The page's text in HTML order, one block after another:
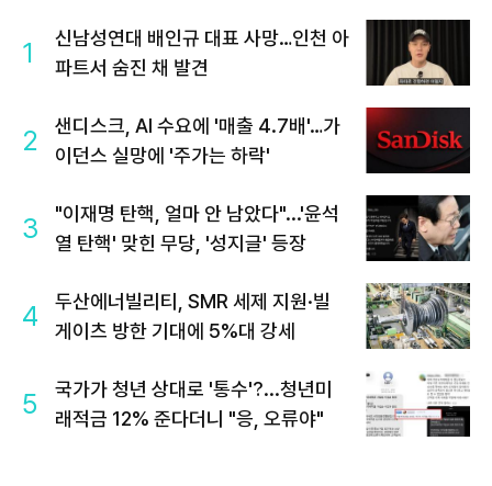
1
신남성연대 배인규 대표 사망…인천 아
파트서 숨진 채 발견
2
샌디스크, AI 수요에 '매출 4.7배'…가
이던스 실망에 '주가는 하락'
3
"이재명 탄핵, 얼마 안 남았다"...'윤석
열 탄핵' 맞힌 무당, '성지글' 등장
4
두산에너빌리티, SMR 세제 지원·빌
게이츠 방한 기대에 5%대 강세
5
국가가 청년 상대로 '통수'?...청년미
래적금 12% 준다더니 "응, 오류야"